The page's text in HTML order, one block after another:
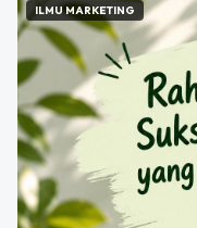
ILMU MARKETING